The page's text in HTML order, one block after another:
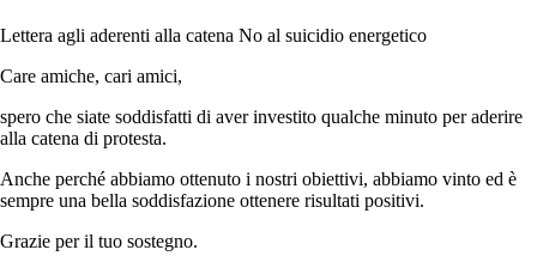
Lettera agli aderenti alla catena No al suicidio energetico
Care amiche, cari amici,
spero che siate soddisfatti di aver investito qualche minuto per aderire
alla catena di protesta.
Anche perché abbiamo ottenuto i nostri obiettivi, abbiamo vinto ed è
sempre una bella soddisfazione ottenere risultati positivi.
Grazie per il tuo sostegno.